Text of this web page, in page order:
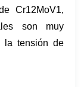
Cr12MoV1,
son muy
la tensión de